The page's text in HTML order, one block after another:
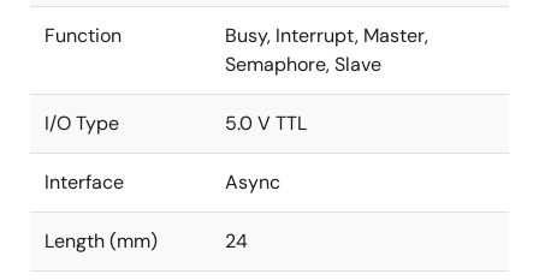
Function
Busy, Interrupt, Master,
Semaphore, Slave
I/O Type 5.0 V TTL
Interface Async
Length (mm) 24